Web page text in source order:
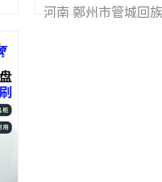
河南 鄭州市管城回